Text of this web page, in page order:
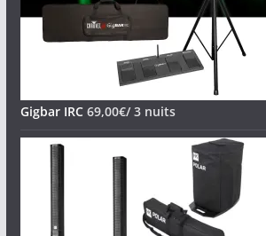
Gigbar IRC 69,00€/ 3 nuits